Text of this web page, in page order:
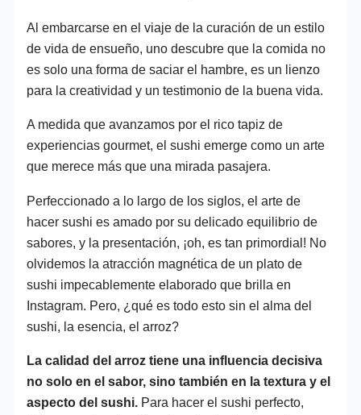
Al embarcarse en el viaje de la curación de un estilo
de vida de ensueño, uno descubre que la comida no
es solo una forma de saciar el hambre, es un lienzo
para la creatividad y un testimonio de la buena vida.
A medida que avanzamos por el rico tapiz de
experiencias gourmet, el sushi emerge como un arte
que merece más que una mirada pasajera.
Perfeccionado a lo largo de los siglos, el arte de
hacer sushi es amado por su delicado equilibrio de
sabores, y la presentación, ¡oh, es tan primordial! No
olvidemos la atracción magnética de un plato de
sushi impecablemente elaborado que brilla en
Instagram. Pero, ¿qué es todo esto sin el alma del
sushi, la esencia, el arroz?
La calidad del arroz tiene una influencia decisiva
no solo en el sabor, sino también en la textura y el
aspecto del sushi. Para hacer el sushi perfecto,